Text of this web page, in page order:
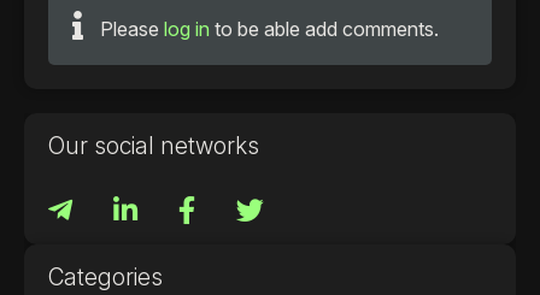
Please log in to be able add comments.
Our social networks
Categories